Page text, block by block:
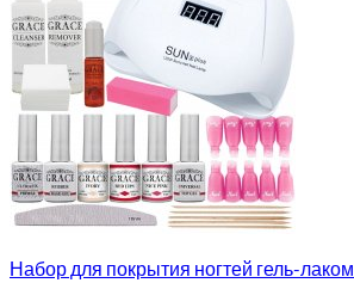
Набор для покрытия ногтей гель-